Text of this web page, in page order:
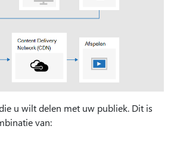
u wilt delen met uw publiek. Dit is
van: